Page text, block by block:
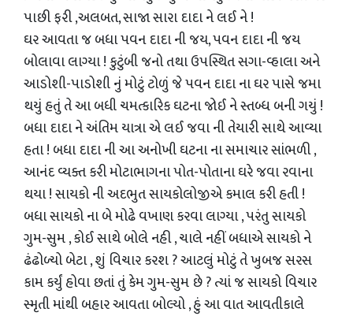
પાછી ફરી ,અલબત, સાજા સારા દાદા ને લઈ ને !
ઘર આવતા જ બધા પવન દાદા ની જય, પવન દાદા ની જય
બોલાવા લાગ્યા ! કુટુંબી જનો તથા ઉપસ્થિત સગા-વ્હાલા અને
આડોશી-પાડોશી નું મોટું ટોળું જે પવન દાદા ના ઘર પાસે જમા
થયું હતું તે આ બધી ચમત્કારિક ઘટના જોઈ ને સ્તબ્ધ બની ગયું !
બધા દાદા ને અંતિમ યાત્રા એ લઈ જવા ની તેયારી સાથે આવ્યા
હતા ! બધા દાદા ની આ અનોખી ઘટના ના સમાચાર સાંભળી ,
આનંદ વ્યક્ત કરી મોટાભાગના પોત-પોતાના ઘરે જવા રવાના
થયા ! સાયકો ની અદભુત સાયકોલોજીએ કમાલ કરી હતી !
બધા સાયકો ના બે મોઢે વખાણ કરવા લાગ્યા , પરંતુ સાયકો
ગુમ-સુમ , કોઈ સાથે બોલે નહી , ચાલે નહીં બધાએ સાયકો ને
ઢંઢોળ્યો બેટા , શું વિચાર કરશ ? આટલું મોટું તે ખુબજ સરસ
કામ કર્યું હોવા છતાં તું કેમ ગુમ-સુમ છે ? ત્યાં જ સાયકો વિચાર
સ્મૃતી માંથી બહાર આવતા બોલ્યો , હું આ વાત આવતીકાલે